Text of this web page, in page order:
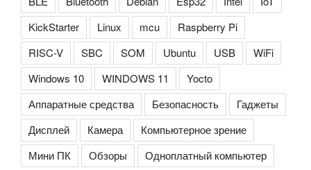
KickStarter
Linux mcu
Raspberry Pi
RISC-V
SBC SOM Ubuntu USB
WiFi
Windows 10
WINDOWS 11
Yocto
Аппаратные средства
Безопасность
Гаджеты
Дисплей
Камера
Компьютерное зрение
Мини ПК
Обзоры
Одноплатный компьютер